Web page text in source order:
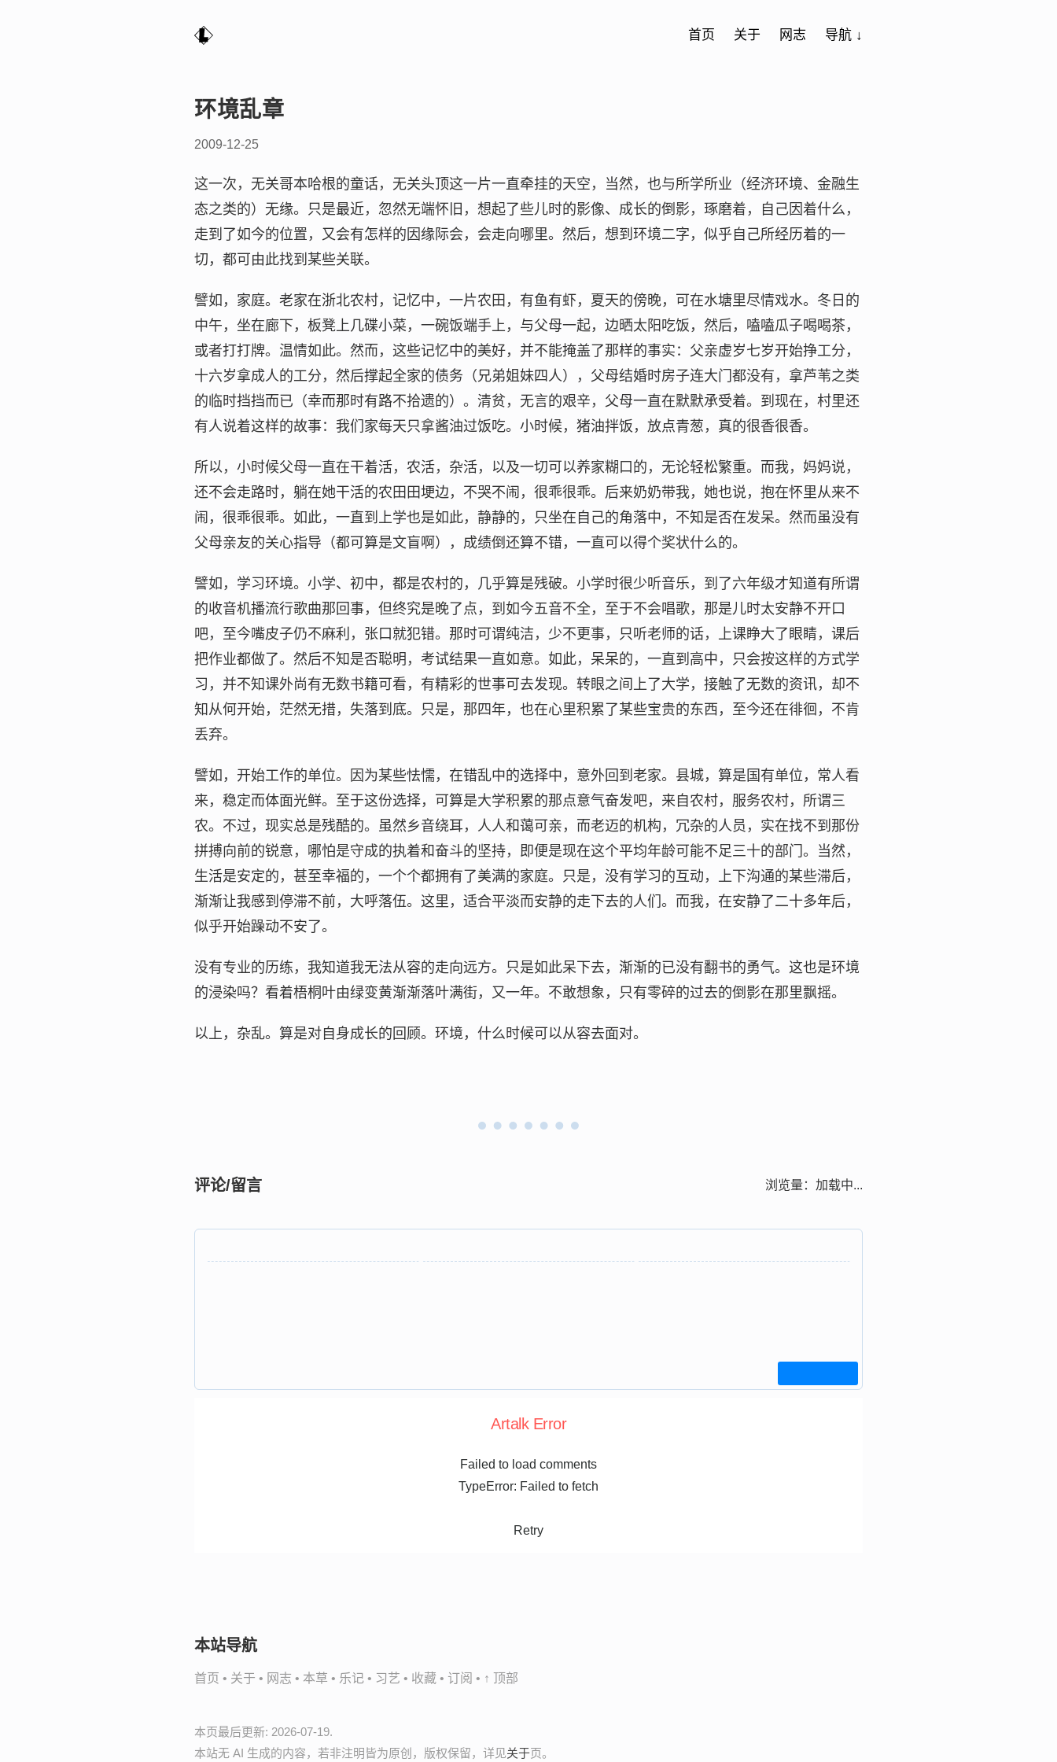
首页 关于 网志 导航 ↓
环境乱章
2009-12-25
这一次，无关哥本哈根的童话，无关头顶这一片一直牵挂的天空，当然，也与所学所业（经济环境、金融生
态之类的）无缘。只是最近，忽然无端怀旧，想起了些儿时的影像、成长的倒影，琢磨着，自己因着什么，
走到了如今的位置，又会有怎样的因缘际会，会走向哪里。然后，想到环境二字，似乎自己所经历着的一
切，都可由此找到某些关联。
譬如，家庭。老家在浙北农村，记忆中，一片农田，有鱼有虾，夏天的傍晚，可在水塘里尽情戏水。冬日的
中午，坐在廊下，板凳上几碟小菜，一碗饭端手上，与父母一起，边晒太阳吃饭，然后，嗑嗑瓜子喝喝茶，
或者打打牌。温情如此。然而，这些记忆中的美好，并不能掩盖了那样的事实：父亲虚岁七岁开始挣工分，
十六岁拿成人的工分，然后撑起全家的债务（兄弟姐妹四人），父母结婚时房子连大门都没有，拿芦苇之类
的临时挡挡而已（幸而那时有路不拾遗的）。清贫，无言的艰辛，父母一直在默默承受着。到现在，村里还
有人说着这样的故事：我们家每天只拿酱油过饭吃。小时候，猪油拌饭，放点青葱，真的很香很香。
所以，小时候父母一直在干着活，农活，杂活，以及一切可以养家糊口的，无论轻松繁重。而我，妈妈说，
还不会走路时，躺在她干活的农田田埂边，不哭不闹，很乖很乖。后来奶奶带我，她也说，抱在怀里从来不
闹，很乖很乖。如此，一直到上学也是如此，静静的，只坐在自己的角落中，不知是否在发呆。然而虽没有
父母亲友的关心指导（都可算是文盲啊），成绩倒还算不错，一直可以得个奖状什么的。
譬如，学习环境。小学、初中，都是农村的，几乎算是残破。小学时很少听音乐，到了六年级才知道有所谓
的收音机播流行歌曲那回事，但终究是晚了点，到如今五音不全，至于不会唱歌，那是儿时太安静不开口
吧，至今嘴皮子仍不麻利，张口就犯错。那时可谓纯洁，少不更事，只听老师的话，上课睁大了眼睛，课后
把作业都做了。然后不知是否聪明，考试结果一直如意。如此，呆呆的，一直到高中，只会按这样的方式学
习，并不知课外尚有无数书籍可看，有精彩的世事可去发现。转眼之间上了大学，接触了无数的资讯，却不
知从何开始，茫然无措，失落到底。只是，那四年，也在心里积累了某些宝贵的东西，至今还在徘徊，不肯
丢弃。
譬如，开始工作的单位。因为某些怯懦，在错乱中的选择中，意外回到老家。县城，算是国有单位，常人看
来，稳定而体面光鲜。至于这份选择，可算是大学积累的那点意气奋发吧，来自农村，服务农村，所谓三
农。不过，现实总是残酷的。虽然乡音绕耳，人人和蔼可亲，而老迈的机构，冗杂的人员，实在找不到那份
拼搏向前的锐意，哪怕是守成的执着和奋斗的坚持，即便是现在这个平均年龄可能不足三十的部门。当然，
生活是安定的，甚至幸福的，一个个都拥有了美满的家庭。只是，没有学习的互动，上下沟通的某些滞后，
渐渐让我感到停滞不前，大呼落伍。这里，适合平淡而安静的走下去的人们。而我，在安静了二十多年后，
似乎开始躁动不安了。
没有专业的历练，我知道我无法从容的走向远方。只是如此呆下去，渐渐的已没有翻书的勇气。这也是环境
的浸染吗？看着梧桐叶由绿变黄渐渐落叶满街，又一年。不敢想象，只有零碎的过去的倒影在那里飘摇。
以上，杂乱。算是对自身成长的回顾。环境，什么时候可以从容去面对。
评论/留言 浏览量： 加载中...
Artalk Error
Failed to load comments
TypeError: Failed to fetch
Retry
本站导航
首页 • 关于 • 网志 • 本草 • 乐记 • 习艺 • 收藏 • 订阅 • ↑ 顶部
本页最后更新: 2026-07-19.
本站无 AI 生成的内容，若非注明皆为原创，版权保留，详见关于页。